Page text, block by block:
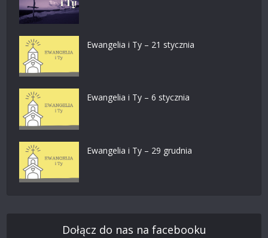
Ewangelia i Ty – 21 stycznia
Ewangelia i Ty – 6 stycznia
Ewangelia i Ty – 29 grudnia
Dołącz do nas na facebooku